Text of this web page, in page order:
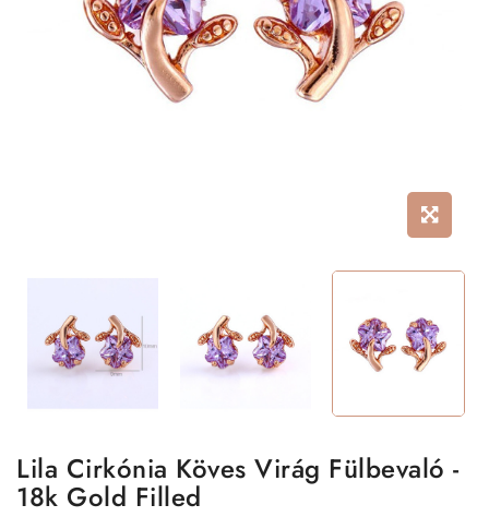
Lila Cirkónia Köves Virág Fülbevaló -
18k Gold Filled